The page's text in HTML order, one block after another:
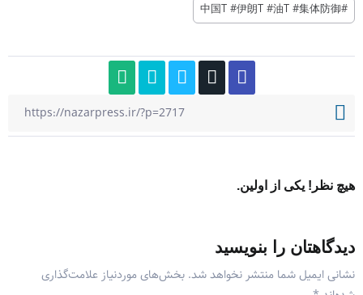
#中国T #伊朗T #油T #集体防御
هیچ نظر! یکی از اولین.
دیدگاهتان را بنویسید
نشانی ایمیل شما منتشر نخواهد شد. بخش‌های موردنیاز علامت‌گذاری